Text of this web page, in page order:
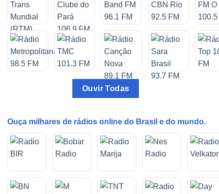
Ouvir Todas
Ouça milhares de rádios online do Brasil e do mundo.